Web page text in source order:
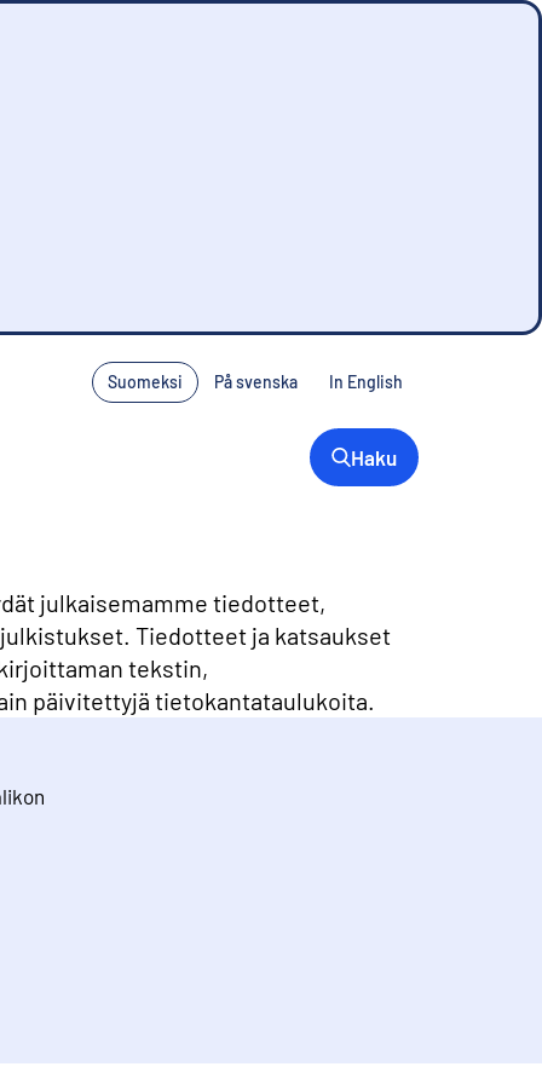
Suomeksi På svenska In English
Haku
julkaisemamme tiedotteet,
Tiedotteet ja katsaukset
tekstin,
päivitettyjä tietokantataulukoita.